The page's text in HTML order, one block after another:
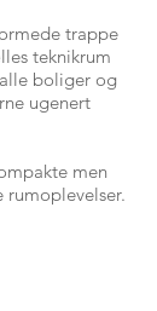
trappe
teknikrum
boliger og
ugenert
men